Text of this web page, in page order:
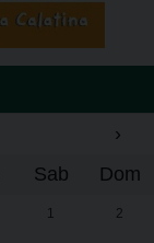
›
Sab Dom
1 2